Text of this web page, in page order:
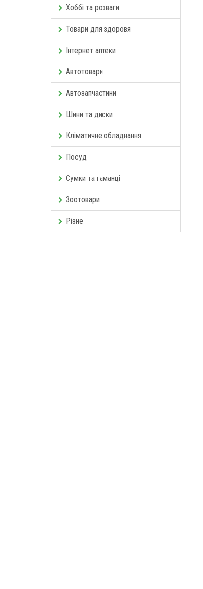
Хоббі та розваги
Товари для здоровя
Інтернет аптеки
Автотовари
Автозапчастини
Шини та диски
Кліматичне обладнання
Посуд
Сумки та гаманці
Зоотовари
Різне